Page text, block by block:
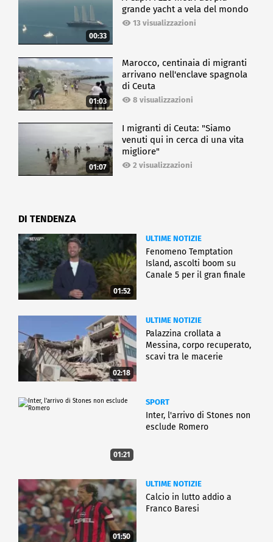
00:33
grande yacht a vela del mondo
13 visualizzazioni
01:03
Marocco, centinaia di migranti
arrivano nell'enclave spagnola
di Ceuta
8 visualizzazioni
01:07
I migranti di Ceuta: "Siamo
venuti qui in cerca di una vita
migliore"
2 visualizzazioni
DI TENDENZA
01:52
ULTIME NOTIZIE
Fenomeno Temptation
Island, ascolti boom su
Canale 5 per il gran finale
02:18
ULTIME NOTIZIE
Palazzina crollata a
Messina, corpo recuperato,
scavi tra le macerie
01:21
SPORT
Inter, l'arrivo di Stones non
esclude Romero
01:50
ULTIME NOTIZIE
Calcio in lutto addio a
Franco Baresi